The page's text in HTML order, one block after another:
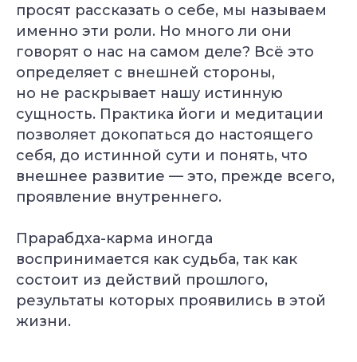
просят рассказать о себе, мы называем
именно эти роли. Но много ли они
говорят о нас на самом деле? Всё это
определяет с внешней стороны,
но не раскрывает нашу истинную
сущность. Практика йоги и медитации
позволяет докопаться до настоящего
себя, до истинной сути и понять, что
внешнее развитие — это, прежде всего,
проявление внутреннего.
Прарабдха-карма иногда
воспринимается как судьба, так как
состоит из действий прошлого,
результаты которых проявились в этой
жизни.